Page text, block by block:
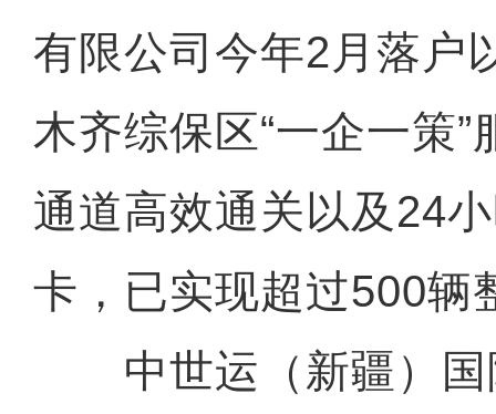
有限公司今年2月落户
木齐综保区“一企一策
通道高效通关以及24
卡，已实现超过500辆
中世运（新疆）国